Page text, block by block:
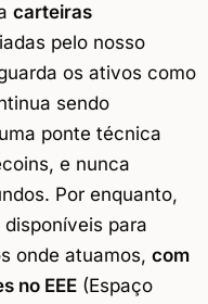
carteiras
pelo nosso
os ativos como
sendo
ponte técnica
e nunca
Por enquanto,
para
onde atuamos, com
no EEE (Espaço